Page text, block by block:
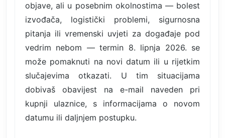
objave, ali u posebnim okolnostima — bolest
izvođača, logistički problemi, sigurnosna
pitanja ili vremenski uvjeti za događaje pod
vedrim nebom — termin 8. lipnja 2026. se
može pomaknuti na novi datum ili u rijetkim
slučajevima otkazati. U tim situacijama
dobivaš obavijest na e-mail naveden pri
kupnji ulaznice, s informacijama o novom
datumu ili daljnjem postupku.